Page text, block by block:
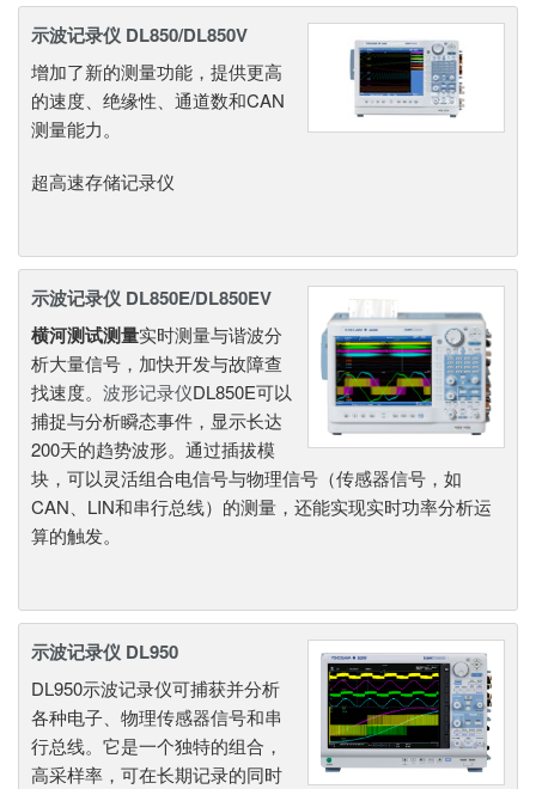
示波记录仪 DL850/DL850V
增加了新的测量功能，提供更高
的速度、绝缘性、通道数和CAN
测量能力。
超高速存储记录仪
示波记录仪 DL850E/DL850EV
横河测试测量实时测量与谐波分
析大量信号，加快开发与故障查
找速度。 波形记录仪DL850E可以
捕捉与分析瞬态事件，显示长达
200天的趋势波形。通过插拔模
块，可以灵活组合电信号与物理信号（传感器信号，如
CAN、LIN和串行总线）的测量，还能实现实时功率分析运
算的触发。
示波记录仪 DL950
DL950示波记录仪可捕获并分析
各种电子、物理传感器信号和串
行总线。它是一个独特的组合，
高采样率，可在长期记录的同时